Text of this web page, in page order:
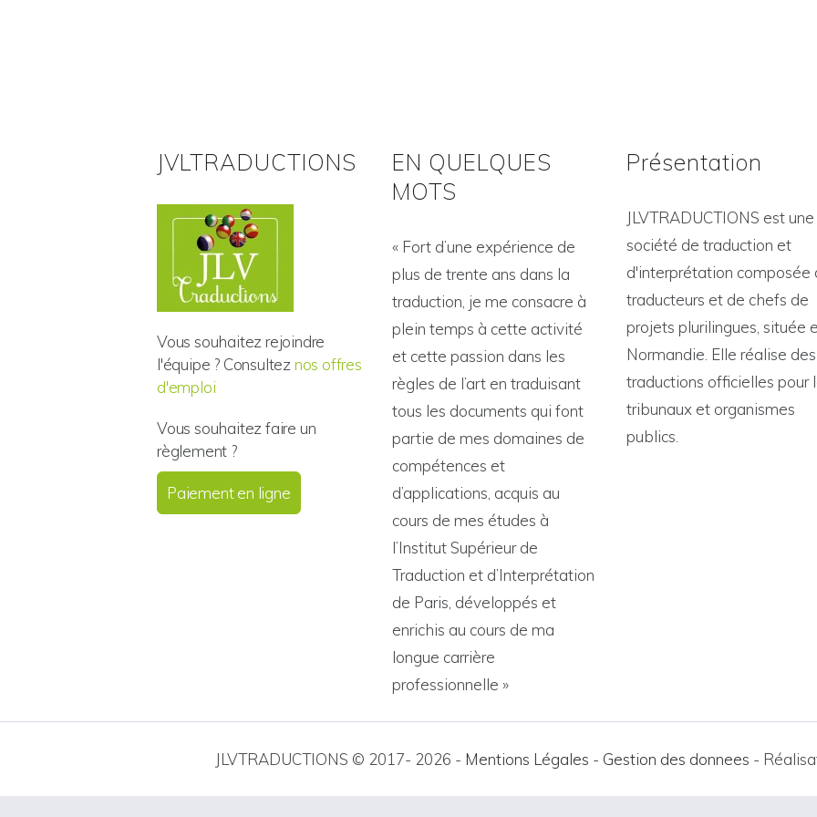
JVLTRADUCTIONS
Vous souhaitez rejoindre
l'équipe ? Consultez nos offres
d'emploi
Vous souhaitez faire un
règlement ?
Paiement en ligne
EN QUELQUES
MOTS
« Fort d’une expérience de
plus de trente ans dans la
traduction, je me consacre à
plein temps à cette activité
et cette passion dans les
règles de l’art en traduisant
tous les documents qui font
partie de mes domaines de
compétences et
d’applications, acquis au
cours de mes études à
l’Institut Supérieur de
Traduction et d’Interprétation
de Paris, développés et
enrichis au cours de ma
longue carrière
professionnelle »
Présentation
JLVTRADUCTIONS est une
société de traduction et
d'interprétation composée
traducteurs et de chefs de
projets plurilingues, située
Normandie. Elle réalise des
traductions officielles pour
tribunaux et organismes
publics.
JLVTRADUCTIONS © 2017- 2026 - Mentions Légales - Gestion des donnees -